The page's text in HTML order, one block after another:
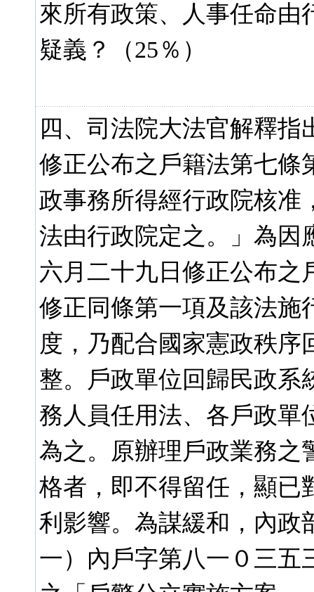
來所有政策、人事任命由
疑義？（25％）
四、司法院大法官解釋
修正公布之戶籍法第七條
政事務所得經行政院核准
法由行政院定之。」為因
六月二十九日修正公布之
修正同條第一項及該法施
度，乃配合國家憲政秩序
整。戶政單位回歸民政系
務人員任用法、各戶政單
為之。原辦理戶政業務之
格者，即不得留任，顯已
利影響。為謀緩和，內政
一）內戶字第八一０三五